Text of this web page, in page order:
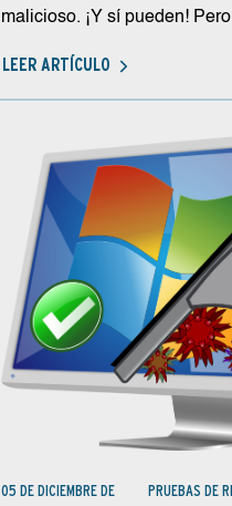
malicioso. ¡Y sí pueden!
LEER ARTÍCULO
05 DE DICIEMBRE DE
PRUEBAS DE